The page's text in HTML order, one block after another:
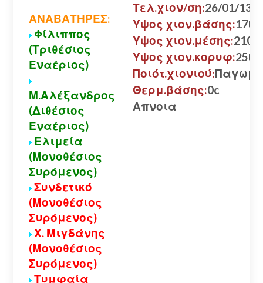
ΑΝΑΒΑΤΗΡΕΣ:
Φίλιππος
(Τριθέσιος
Εναέριος)
Μ.Αλέξανδρος
(Διθέσιος
Εναέριος)
Ελιμεία
(Μονοθέσιος
Συρόμενος)
Συνδετικό
(Μονοθέσιος
Συρόμενος)
Χ. Μιγδάνης
(Μονοθέσιος
Συρόμενος)
Τυμφαία
Τελ.χιον/ση:26/01/13
Υψος χιον.βάσης:170
Υψος χιον.μέσης:210
Υψος χιον.κορυφ:250
Ποιότ.χιονιού:
Θερμ.βάσης:0c
Απνοια